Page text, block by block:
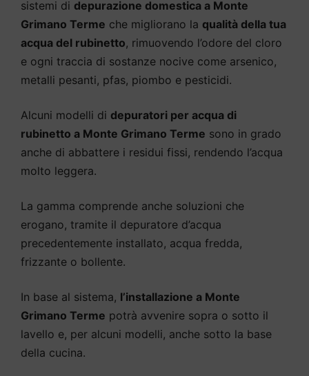
sistemi di depurazione domestica a Monte
Grimano Terme che migliorano la qualità della tua
acqua del rubinetto, rimuovendo l’odore del cloro
e ogni traccia di sostanze nocive come arsenico,
metalli pesanti, pfas, piombo e pesticidi.
Alcuni modelli di depuratori per acqua di
rubinetto a Monte Grimano Terme sono in grado
anche di abbattere i residui fissi, rendendo l’acqua
molto leggera.
La gamma comprende anche soluzioni che
erogano, tramite il depuratore d’acqua
precedentemente installato, acqua fredda,
frizzante o bollente.
In base al sistema, l’installazione a Monte
Grimano Terme potrà avvenire sopra o sotto il
lavello e, per alcuni modelli, anche sotto la base
della cucina.